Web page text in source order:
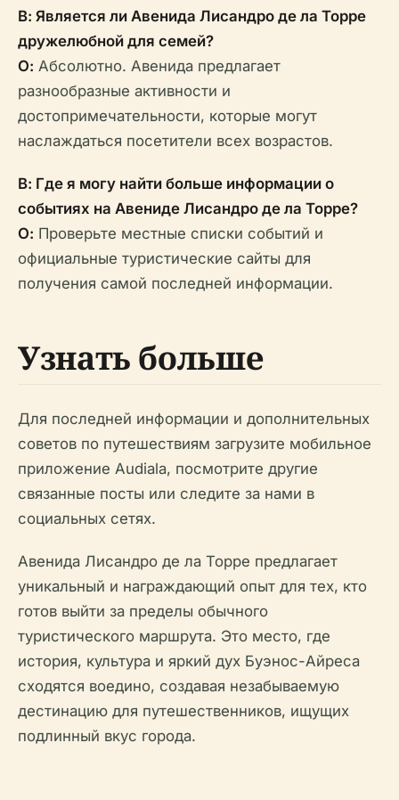
В: Является ли Авенидa Лисандро де ла Торре
дружелюбной для семей?
О: Абсолютно. Авенидa предлагает
разнообразные активности и
достопримечательности, которые могут
наслаждаться посетители всех возрастов.
В: Где я могу найти больше информации о
событиях на Авениде Лисандро де ла Торре?
О: Проверьте местные списки событий и
официальные туристические сайты для
получения самой последней информации.
Узнать больше
Для последней информации и дополнительных
советов по путешествиям загрузите мобильное
приложение Audiala, посмотрите другие
связанные посты или следите за нами в
социальных сетях.
Авенидa Лисандро де ла Торре предлагает
уникальный и награждающий опыт для тех, кто
готов выйти за пределы обычного
туристического маршрута. Это место, где
история, культура и яркий дух Буэнос-Айреса
сходятся воедино, создавая незабываемую
дестинацию для путешественников, ищущих
подлинный вкус города.